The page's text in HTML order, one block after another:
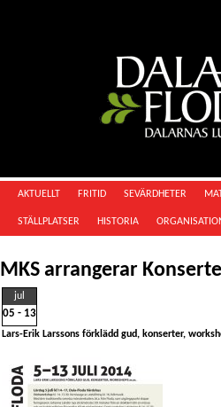
AKTUELLT FRITID SEVÄRDHETER
STÄLLPLATSER HISTORIA
MKS arrangerar
jul
05 - 13
Lars-Erik Larssons förklädd gud, konserter,